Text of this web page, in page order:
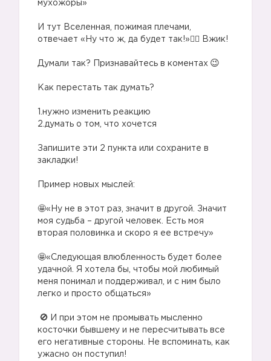
мухожоры»
И тут Вселенная, пожимая плечами,
отвечает «Ну что ж, да будет так!»🧚‍♀️ Вжик!
Думали так? Признавайтесь в коментах
Как перестать так думать?
1.нужно изменить реакцию
2.думать о том, что хочется
Запишите эти 2 пункта или сохраните в
закладки!
Пример новых мыслей:
🤩«Ну не в этот раз, значит в другой. Значит
моя судьба – другой человек. Есть моя
вторая половинка и скоро я ее встречу»
🤩«Следующая влюбленность будет более
удачной. Я хотела бы, чтобы мой любимый
меня понимал и поддерживал, и с ним было
легко и просто общаться»
И при этом не промывать мысленно
косточки бывшему и не пересчитывать все
его негативные стороны. Не вспоминать, как
ужасно он поступил!